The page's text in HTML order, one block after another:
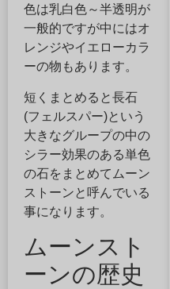
色は乳白色～半透明が
一般的ですが中にはオ
レンジやイエローカラ
ーの物もあります。
短くまとめると長石
(フェルスパー)という
大きなグループの中の
シラー効果のある単色
の石をまとめてムーン
ストーンと呼んでいる
事になります。
ムーンスト
ーンの歴史